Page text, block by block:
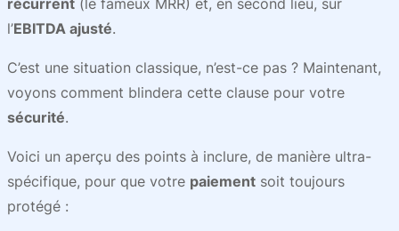
récurrent (le fameux MRR) et, en second lieu, sur
l’EBITDA ajusté.
C’est une situation classique, n’est-ce pas ? Maintenant,
voyons comment blindera cette clause pour votre
sécurité.
Voici un aperçu des points à inclure, de manière ultra-
spécifique, pour que votre paiement soit toujours
protégé :